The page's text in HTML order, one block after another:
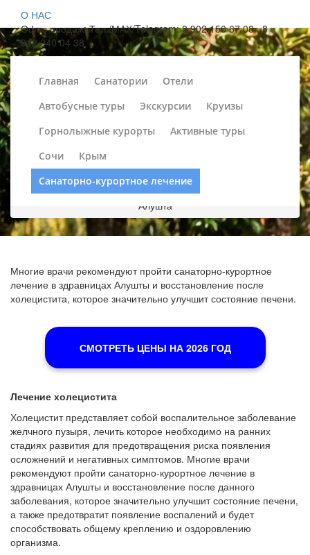
О НАС
Офис продаж: Тел./МАХ/Telegram: 8 902 150 67 08 , 8
912 240 04 38
Главная Санатории
Отели
Автобусные туры
Экскурсии
Круизы
Горнолыжные курорты
Активные туры
Сочи
Крым
Санаторно-курортное лечение
Лечение холецистита в
санаториях Алушты
Санатории России»Санаторно-курортное лечение
Санатории России - лечение холецистита
Алушта
Многие врачи рекомендуют пройти санаторно-курортное
лечение в здравницах Алушты и восстановление после
холецистита, которое значительно улучшит состояние печени.
СМОТРЕТЬ ЦЕНЫ НА 2026 ГОД
Лечение холецистита
Холецистит представляет собой воспалительное заболевание
желчного пузыря, лечить которое необходимо на ранних
стадиях развития для предотвращения риска появления
осложнений и негативных симптомов. Многие врачи
рекомендуют пройти санаторно-курортное лечение в
здравницах Алушты и восстановление после данного
заболевания, которое значительно улучшит состояние печени,
а также предотвратит появление воспалений и будет
способствовать общему креплению и оздоровлению
организма.